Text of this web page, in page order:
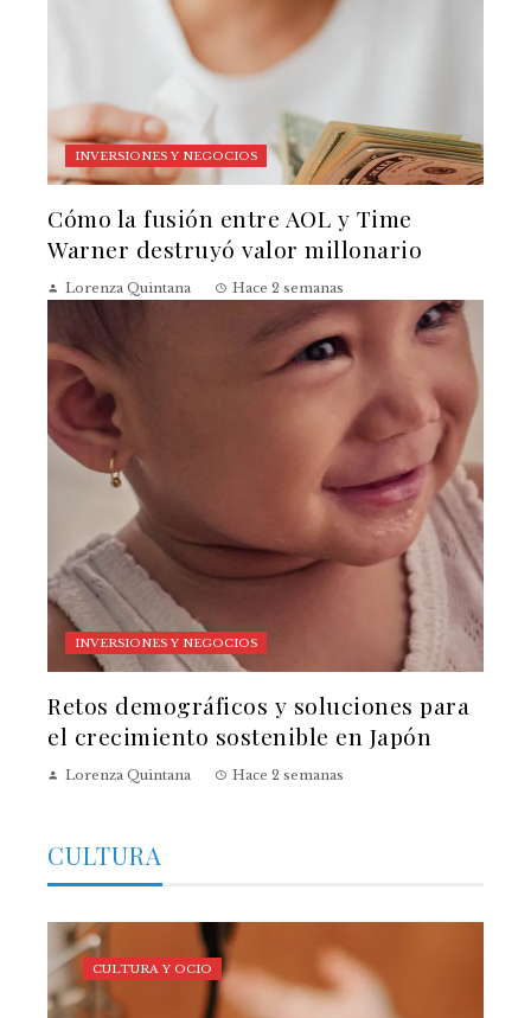
INVERSIONES Y NEGOCIOS
Cómo la fusión entre AOL y Time
Warner destruyó valor millonario
Lorenza Quintana Hace 2 semanas
INVERSIONES Y NEGOCIOS
Retos demográficos y soluciones para
el crecimiento sostenible en Japón
Lorenza Quintana Hace 2 semanas
CULTURA
CULTURA Y OCIO